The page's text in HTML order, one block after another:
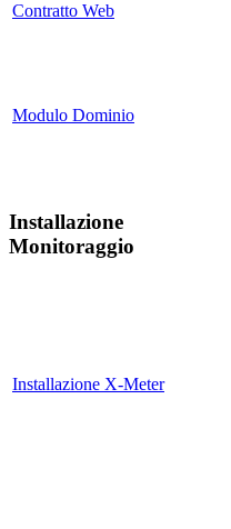
Contratto Web
Modulo Dominio
Installazione
Monitoraggio
Installazione X-Meter